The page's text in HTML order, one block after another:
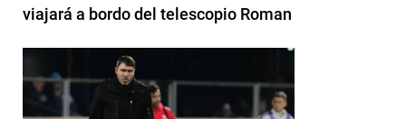
viajará a bordo del telescopio Roman